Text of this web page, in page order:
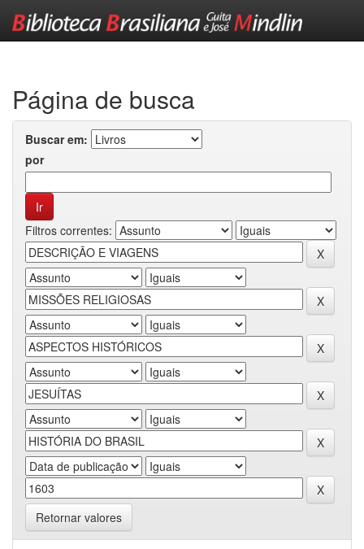
Página de busca
Buscar em:
por
Filtros correntes:
Retornar valores